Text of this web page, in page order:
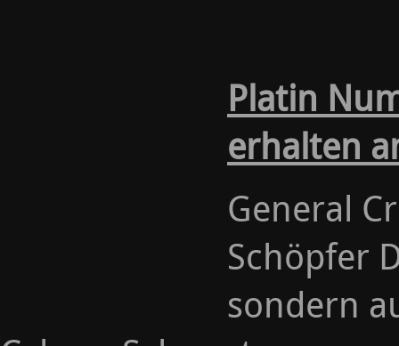
Platin
erhalten
General
Schöpfer
sondern